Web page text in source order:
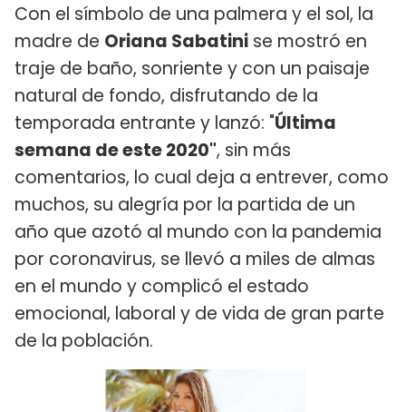
Con el símbolo de una palmera y el sol, la
madre de Oriana Sabatini se mostró en
traje de baño, sonriente y con un paisaje
natural de fondo, disfrutando de la
temporada entrante y lanzó: "Última
semana de este 2020", sin más
comentarios, lo cual deja a entrever, como
muchos, su alegría por la partida de un
año que azotó al mundo con la pandemia
por coronavirus, se llevó a miles de almas
en el mundo y complicó el estado
emocional, laboral y de vida de gran parte
de la población.